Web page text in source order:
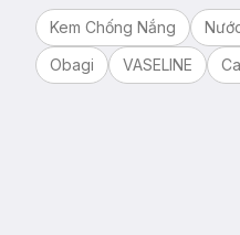
Kem Chống Nắng
Obagi
VASELINE